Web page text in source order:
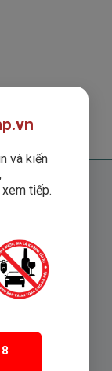
của Chính
và kiến
tiếp.